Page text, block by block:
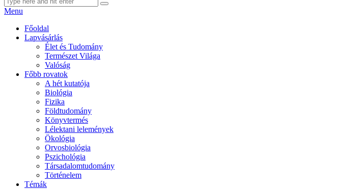
Menu
Főoldal
Lapvásárlás
Élet és Tudomány
Természet Világa
Valóság
Főbb rovatok
A hét kutatója
Biológia
Fizika
Földtudomány
Könyvtermés
Lélektani lelemények
Ökológia
Orvosbiológia
Pszichológia
Társadalomtudomány
Történelem
Témák